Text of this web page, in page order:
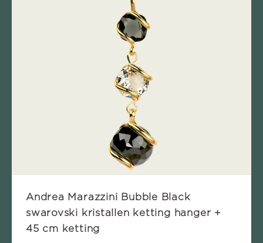
Andrea Marazzini Bubble Black
swarovski kristallen ketting hanger +
45 cm ketting